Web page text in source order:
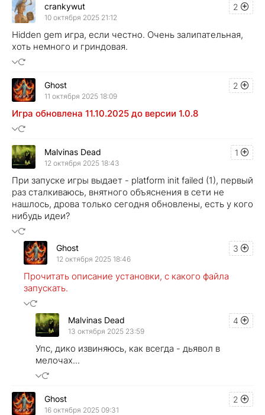
2
crankywut
10 октября 2025 21:12
Hidden gem игра, если честно. Очень залипательная,
хоть немного и гриндовая.
2
Ghost
11 октября 2025 18:09
Игра обновлена 11.10.2025 до версии 1.0.8
1
Malvinas Dead
12 октября 2025 18:43
При запуске игры выдает - platform init failed (1), первый
раз сталкиваюсь, внятного объяснения в сети не
нашлось, дрова только сегодня обновлены, есть у кого
нибудь идеи?
3
Ghost
12 октября 2025 18:46
Прочитать описание установки, с какого файла
запускать.
4
Malvinas Dead
13 октября 2025 23:59
Упс, дико извиняюсь, как всегда - дьявол в
мелочах...
2
Ghost
16 октября 2025 09:31